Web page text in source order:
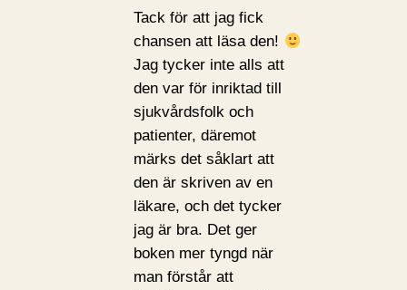
Tack för att jag fick
chansen att läsa den!
Jag tycker inte alls att
den var för inriktad till
sjukvårdsfolk och
patienter, däremot
märks det såklart att
den är skriven av en
läkare, och det tycker
jag är bra. Det ger
boken mer tyngd när
man förstår att